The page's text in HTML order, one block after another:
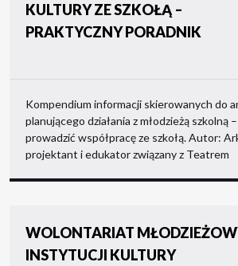
KULTURY ZE SZKOŁĄ –
PRAKTYCZNY PORADNIK
Kompendium informacji skierowanych do
planującego działania z młodzieżą szkolną
prowadzić współpracę ze szkołą. Autor:
projektant i edukator związany z Teatrem
WOLONTARIAT
INSTYTUCJI KULTURY